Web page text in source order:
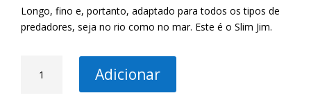
Longo, fino e, portanto, adaptado para todos os tipos de
predadores, seja no rio como no mar. Este é o Slim Jim.
Adicionar